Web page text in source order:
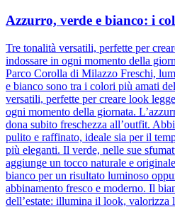
Azzurro, verde e bianco: i
Tre tonalità versatili, perfette per
indossare in ogni momento della
Parco Corolla di Milazzo Freschi,
e bianco sono tra i colori più amati
versatili, perfette per creare look
ogni momento della giornata.
dona subito freschezza all’outfit.
pulito e raffinato, ideale sia per il
più eleganti. Il verde, nelle sue
aggiunge un tocco naturale e
bianco per un risultato luminoso
abbinamento fresco e moderno. Il
dell’estate: illumina il look, valorizza